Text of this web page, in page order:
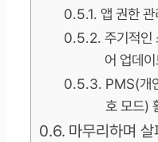
앱 권한 관
주기적인
어 업데
PMS(개
호 모드)
마무리하며